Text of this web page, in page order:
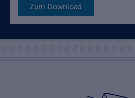
Zum Download